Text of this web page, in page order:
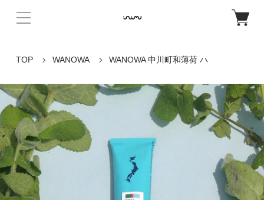
TOP WANOWA WANOWA 中川町和薄荷 ハ